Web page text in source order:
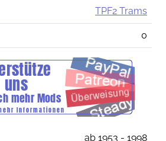
TPF2 Trams
0
ab 1953 - 1998